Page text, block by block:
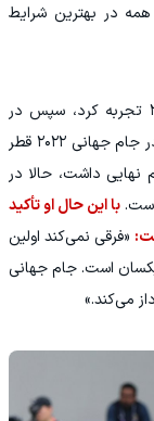
در بهترین شرایط
سون که نخستین جام جهانی خود را در سال ۲۰۱۴ تجربه کرد، سپس در
روسیه ۲۰۱۸ به عنوان ستاره اصلی کره شناخته شد و در جام جهانی ۲۰۲۲ قطر
داشت، حالا در
با این حال او تأکید
«فرقی نمی‌کند اولین
است. جام جهانی
می‌کند.»